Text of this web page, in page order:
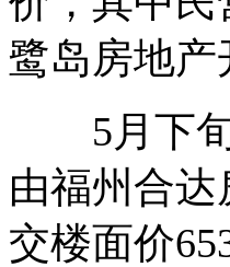
鹭岛房地产
5月下旬
由福州合
交楼面价